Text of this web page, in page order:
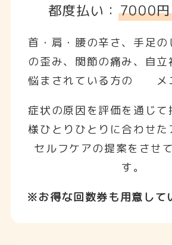
都度払い： 7000円
首・肩・腰の辛さ、手足の
の歪み、関節の痛み、自立
悩まされている方の メ
症状の原因を評価を通じて
様ひとりひとりに合わせた
セルフケアの提案をさせ
す。
※お得な回数券も用意して